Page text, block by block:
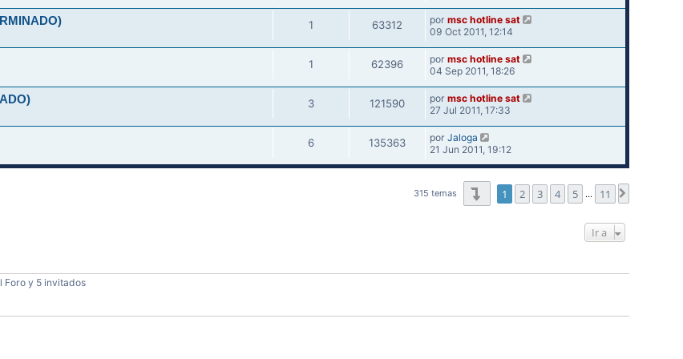
1 63312 por msc hotline sat
09 Oct 2011, 12:14
1 62396 por msc hotline sat
04 Sep 2011, 18:26
3 121590 por msc hotline sat
27 Jul 2011, 17:33
6 135363 por Jaloga
21 Jun 2011, 19:12
315 temas Página1 de
1 2 3 4 5 … 11
Ir a
Foro y 5 invitados